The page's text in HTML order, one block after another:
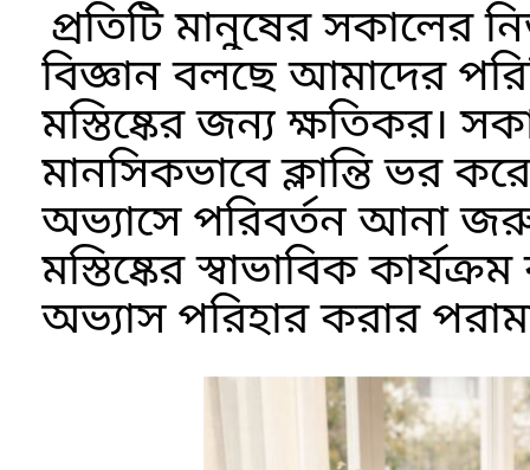
প্রতিটি মানুষের সকালের
বিজ্ঞান বলছে আমাদের
মস্তিষ্কের জন্য ক্ষতিকর।
মানসিকভাবে ক্লান্তি ভর
অভ্যাসে পরিবর্তন আনা
মস্তিষ্কের স্বাভাবিক
অভ্যাস পরিহার করার